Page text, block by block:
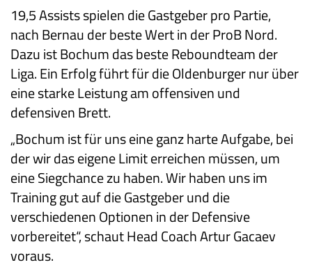
19,5 Assists spielen die Gastgeber pro Partie,
nach Bernau der beste Wert in der ProB Nord.
Dazu ist Bochum das beste Reboundteam der
Liga. Ein Erfolg führt für die Oldenburger nur über
eine starke Leistung am offensiven und
defensiven Brett.
„Bochum ist für uns eine ganz harte Aufgabe, bei
der wir das eigene Limit erreichen müssen, um
eine Siegchance zu haben. Wir haben uns im
Training gut auf die Gastgeber und die
verschiedenen Optionen in der Defensive
vorbereitet“, schaut Head Coach Artur Gacaev
voraus.